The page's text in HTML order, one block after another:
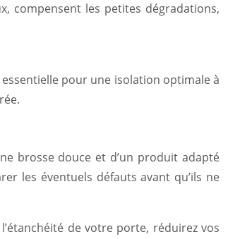
compensent les petites dégradations,
pour une isolation optimale à
brosse douce et d’un produit adapté
les éventuels défauts avant qu’ils ne
de votre porte, réduirez vos